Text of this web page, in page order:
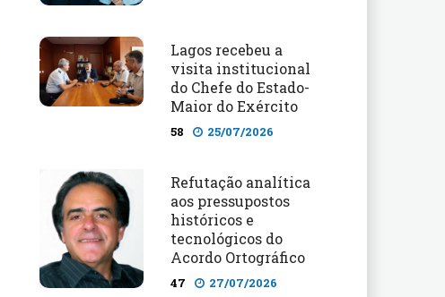
Lagos recebeu a
visita institucional
do Chefe do Estado-
Maior do Exército
58 25/07/2026
Refutação analítica
aos pressupostos
históricos e
tecnológicos do
Acordo Ortográfico
47 27/07/2026